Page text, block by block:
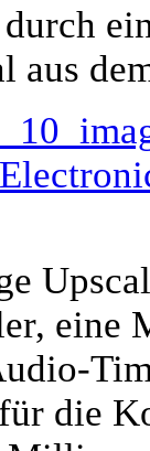
aus
eine
die